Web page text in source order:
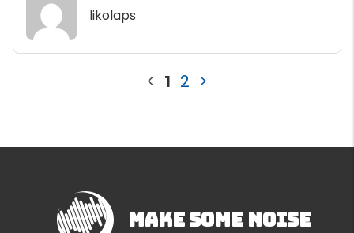
likolaps
< 1 2 >
Make Some Noise